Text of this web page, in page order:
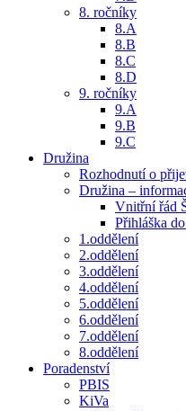
8. ročníky
8.A
8.B
8.C
8.D
9. ročníky
9.A
9.B
9.C
Družina
Rozhodnutí o
Družina –
Vnitřní řád
Přihláška
1.oddělení
2.oddělení
3.oddělení
4.oddělení
5.oddělení
6.oddělení
7.oddělení
8.oddělení
Poradenství
PBIS
KiVa